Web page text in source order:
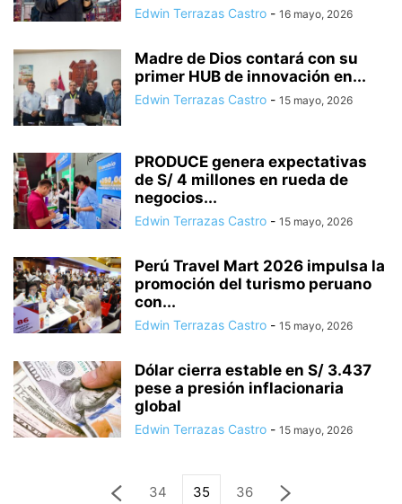
Edwin Terrazas Castro - 16 mayo, 2026
Madre de Dios contará con su
primer HUB de innovación en...
Edwin Terrazas Castro - 15 mayo, 2026
PRODUCE genera expectativas
de S/ 4 millones en rueda de
negocios...
Edwin Terrazas Castro - 15 mayo, 2026
Perú Travel Mart 2026 impulsa la
promoción del turismo peruano
con...
Edwin Terrazas Castro - 15 mayo, 2026
Dólar cierra estable en S/ 3.437
pese a presión inflacionaria
global
Edwin Terrazas Castro - 15 mayo, 2026
34 35 36